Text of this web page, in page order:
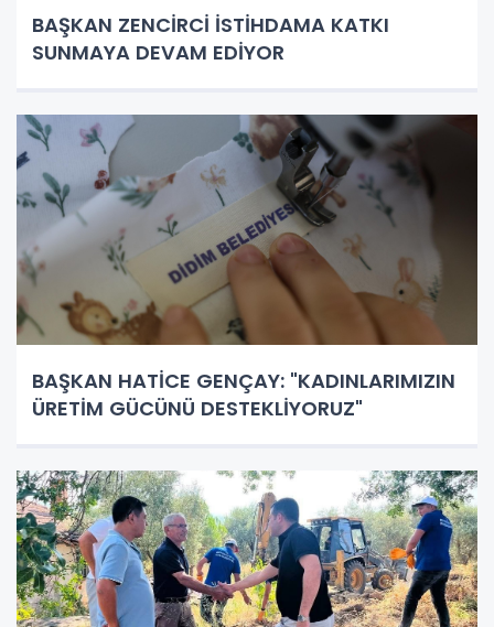
BAŞKAN ZENCİRCİ İSTİHDAMA KATKI
SUNMAYA DEVAM EDİYOR
BAŞKAN HATİCE GENÇAY: "KADINLARIMIZIN
ÜRETİM GÜCÜNÜ DESTEKLİYORUZ"